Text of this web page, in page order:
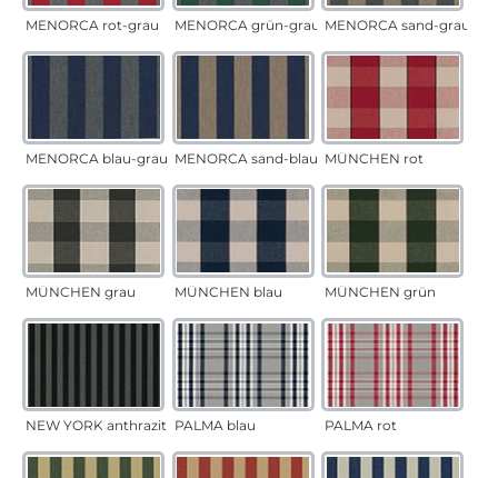
MENORCA rot-grau MENORCA grün-grau MENORCA sand-grau
MENORCA blau-grau MENORCA sand-blau MÜNCHEN rot
MÜNCHEN grau MÜNCHEN blau MÜNCHEN grün
NEW YORK anthrazit PALMA blau PALMA rot